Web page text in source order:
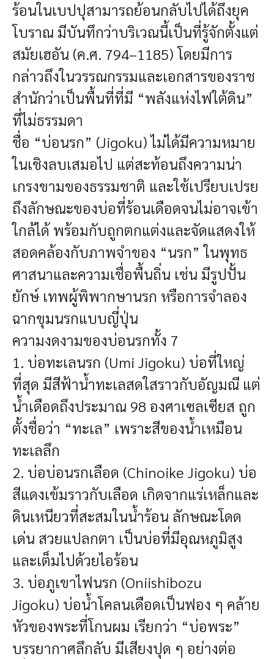
ร้อนในเบปปุสามารถย้อนกลับไปได้ถึงยุค
โบราณ มีบันทึกว่าบริเวณนี้เป็นที่รู้จักตั้งแต่
สมัยเฮอัน (ค.ศ. 794–1185) โดยมีการ
กล่าวถึงในวรรณกรรมและเอกสารของราช
สำนักว่าเป็นพื้นที่ที่มี “พลังแห่งไฟใต้ดิน”
ที่ไม่ธรรมดา
ชื่อ “บ่อนรก” (Jigoku) ไม่ได้มีความหมาย
ในเชิงลบเสมอไป แต่สะท้อนถึงความน่า
เกรงขามของธรรมชาติ และใช้เปรียบเปรย
ถึงลักษณะของบ่อที่ร้อนเดือดจนไม่อาจเข้า
ใกล้ได้ พร้อมกับถูกตกแต่งและจัดแสดงให้
สอดคล้องกับภาพจำของ “นรก” ในพุทธ
ศาสนาและความเชื่อพื้นถิ่น เช่น มีรูปปั้น
ยักษ์ เทพผู้พิพากษานรก หรือการจำลอง
ฉากขุมนรกแบบญี่ปุ่น
ความงดงามของบ่อนรกทั้ง 7
1. บ่อทะเลนรก (Umi Jigoku) บ่อที่ใหญ่
ที่สุด มีสีฟ้าน้ำทะเลสดใสราวกับอัญมณี แต่
น้ำเดือดถึงประมาณ 98 องศาเซลเซียส ถูก
ตั้งชื่อว่า “ทะเล” เพราะสีของน้ำเหมือน
ทะเลลึก
2. บ่อบ่อนรกเลือด (Chinoike Jigoku) บ่อ
สีแดงเข้มราวกับเลือด เกิดจากแร่เหล็กและ
ดินเหนียวที่สะสมในน้ำร้อน ลักษณะโดด
เด่น สวยแปลกตา เป็นบ่อที่มีอุณหภูมิสูง
และเต็มไปด้วยไอร้อน
3. บ่อภูเขาไฟนรก (Oniishibozu
Jigoku) บ่อน้ำโคลนเดือดเป็นฟอง ๆ คล้าย
หัวของพระที่โกนผม เรียกว่า “บ่อพระ”
บรรยากาศลึกลับ มีเสียงปุด ๆ อย่างต่อ